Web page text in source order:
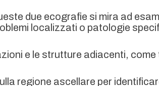
due ecografie si mira ad
localizzati o patologie
e le strutture adiacenti,
regione ascellare per